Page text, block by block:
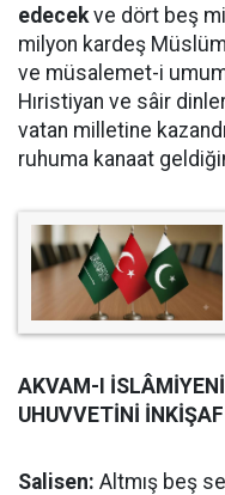
edecekve dört beş
milyon kardeş
ve müsalemet-i
Hıristiyan ve sâir
vatan milletine
ruhuma kanaat
AKVAM-I
UHUVVETİNİ
Salisen: Altmış beş